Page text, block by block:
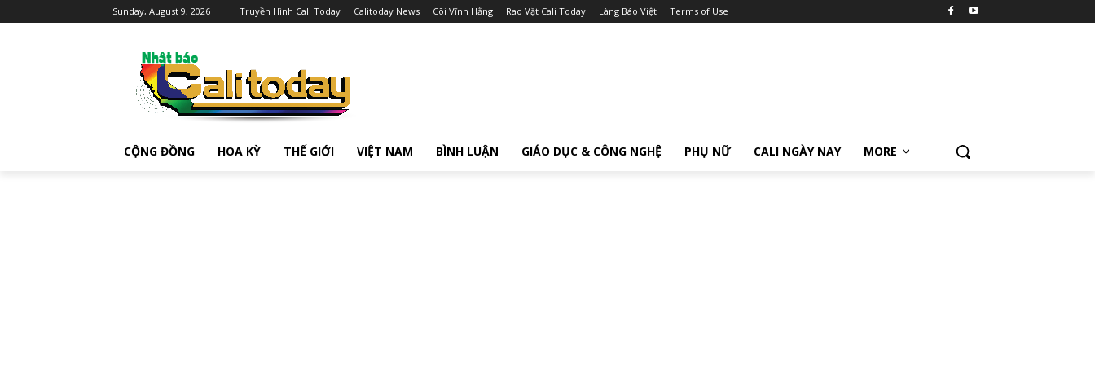
Sunday, August 9, 2026 Truyền Hình Cali Today Calitoday News Cõi Vĩnh Hằng Rao Vặt Cali Today Làng Báo Việt Terms of Use
CỘNG ĐỒNG HOA KỲ THẾ GIỚI VIỆT NAM BÌNH LUẬN GIÁO DỤC & CÔNG NGHỆ PHỤ NỮ CALI NGÀY NAY MORE